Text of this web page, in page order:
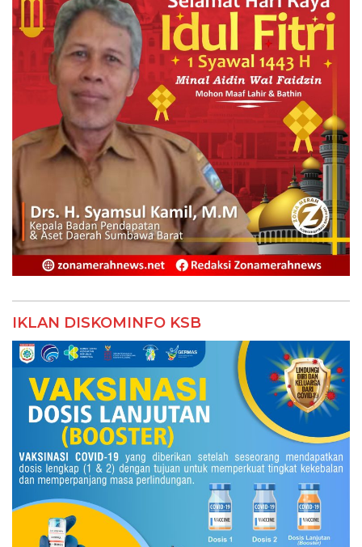
IKLAN DISKOMINFO KSB